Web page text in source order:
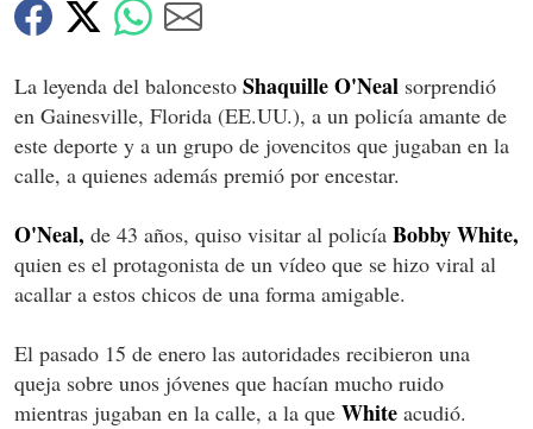
La leyenda del baloncesto Shaquille O'Neal sorprendió
en Gainesville, Florida (EE.UU.), a un policía amante de
este deporte y a un grupo de jovencitos que jugaban en la
calle, a quienes además premió por encestar.
O'Neal, de 43 años, quiso visitar al policía Bobby White,
quien es el protagonista de un vídeo que se hizo viral al
acallar a estos chicos de una forma amigable.
El pasado 15 de enero las autoridades recibieron una
queja sobre unos jóvenes que hacían mucho ruido
mientras jugaban en la calle, a la que White acudió.